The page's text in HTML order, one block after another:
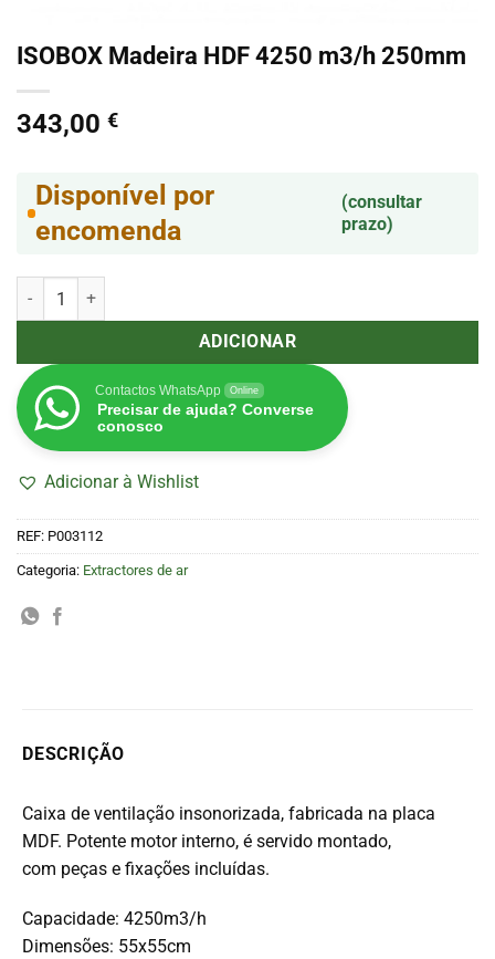
ISOBOX Madeira HDF 4250 m3/h 250mm
343,00 €
Disponível por
encomenda
(consultar
prazo)
Quantidade de ISOBOX Madeira HDF 4250 m3/h 250mm
ADICIONAR
Contactos WhatsApp Online
Precisar de ajuda? Converse
conosco
Adicionar à Wishlist
REF: P003112
Categoria: Extractores de ar
DESCRIÇÃO
Caixa de ventilação insonorizada, fabricada na placa
MDF. Potente motor interno, é servido montado,
com peças e fixações incluídas.
Capacidade: 4250m3/h
Dimensões: 55x55cm